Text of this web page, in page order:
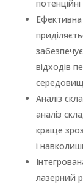
відходів
Аналіз
аналіз
краще
і
лазерний